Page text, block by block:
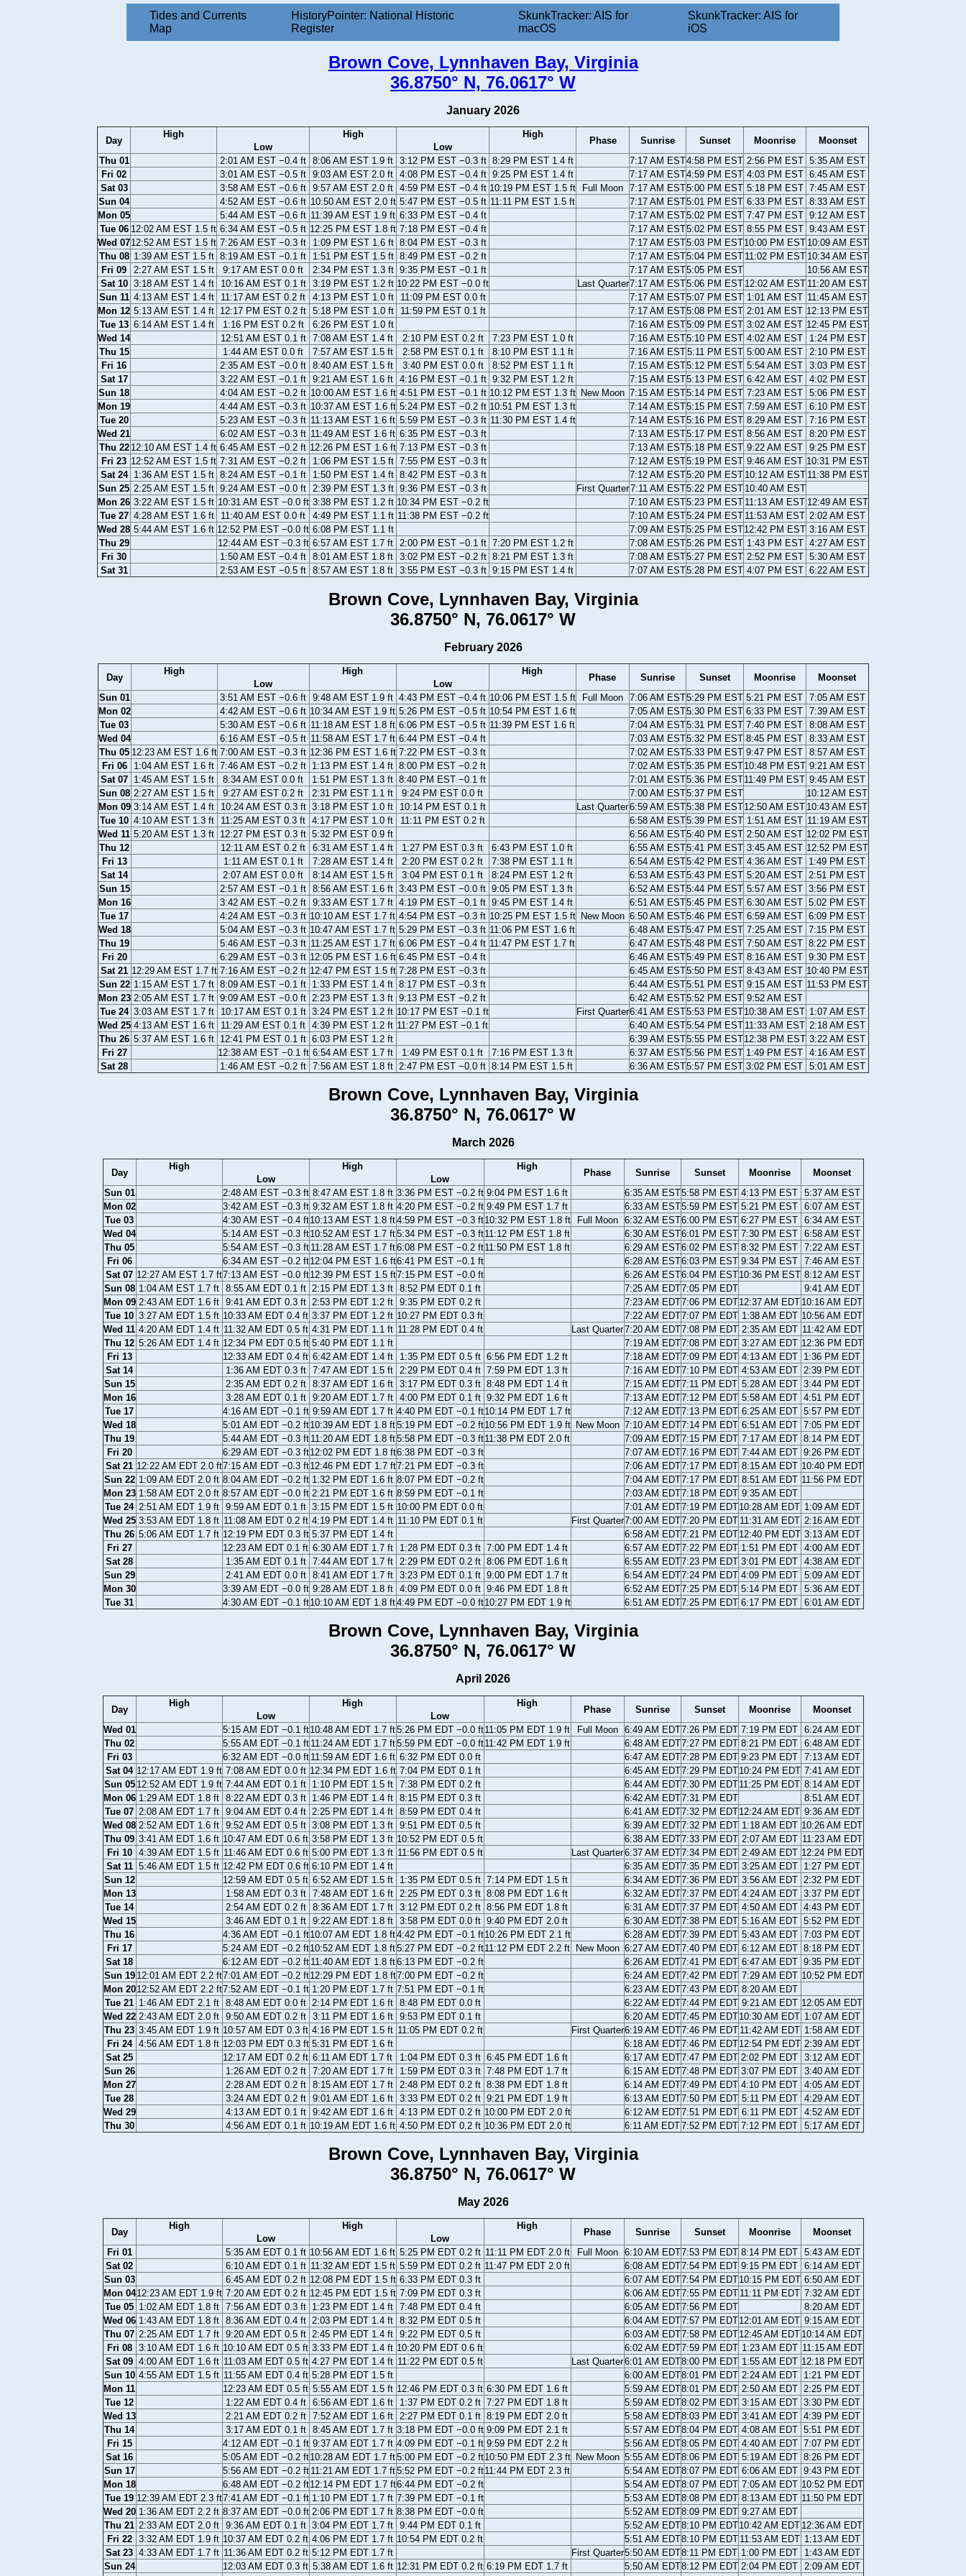
Tides and Currents
Map
HistoryPointer: National Historic
Register
SkunkTracker: AIS for
macOS
SkunkTracker: AIS for
iOS
Brown Cove, Lynnhaven Bay, Virginia
36.8750° N, 76.0617° W
January 2026
Day
High
Low
High
Low
High
Phase Sunrise Sunset Moonrise
Moonset
Thu 01
2:01 AM EST −0.4 ft 8:06 AM EST 1.9 ft 3:12 PM EST −0.3 ft 8:29 PM EST 1.4 ft 7:17 AM EST4:58 PM EST 2:56 PM EST 5:35 AM EST
Fri 02
3:01 AM EST −0.5 ft 9:03 AM EST 2.0 ft 4:08 PM EST −0.4 ft 9:25 PM EST 1.4 ft 7:17 AM EST4:59 PM EST 4:03 PM EST 6:45 AM EST
Sat 03
3:58 AM EST −0.6 ft 9:57 AM EST 2.0 ft 4:59 PM EST −0.4 ft 10:19 PM EST 1.5 ft Full Moon 7:17 AM EST5:00 PM EST 5:18 PM EST 7:45 AM EST
Sun 04
4:52 AM EST −0.6 ft 10:50 AM EST 2.0 ft 5:47 PM EST −0.5 ft 11:11 PM EST 1.5 ft 7:17 AM EST5:01 PM EST 6:33 PM EST 8:33 AM EST
Mon 05
5:44 AM EST −0.6 ft 11:39 AM EST 1.9 ft 6:33 PM EST −0.4 ft 7:17 AM EST5:02 PM EST 7:47 PM EST 9:12 AM EST
Tue 06 12:02 AM EST 1.5 ft 6:34 AM EST −0.5 ft 12:25 PM EST 1.8 ft 7:18 PM EST −0.4 ft 7:17 AM EST5:02 PM EST 8:55 PM EST 9:43 AM EST
Wed 0712:52 AM EST 1.5 ft 7:26 AM EST −0.3 ft 1:09 PM EST 1.6 ft 8:04 PM EST −0.3 ft 7:17 AM EST5:03 PM EST10:00 PM EST 10:09 AM EST
Thu 08 1:39 AM EST 1.5 ft 8:19 AM EST −0.1 ft 1:51 PM EST 1.5 ft 8:49 PM EST −0.2 ft 7:17 AM EST5:04 PM EST 11:02 PM EST 10:34 AM EST
Fri 09
2:27 AM EST 1.5 ft 9:17 AM EST 0.0 ft 2:34 PM EST 1.3 ft 9:35 PM EST −0.1 ft 7:17 AM EST5:05 PM EST
10:56 AM EST
Sat 10 3:18 AM EST 1.4 ft 10:16 AM EST 0.1 ft 3:19 PM EST 1.2 ft 10:22 PM EST −0.0 ft Last Quarter7:17 AM EST5:06 PM EST 12:02 AM EST 11:20 AM EST
Sun 11 4:13 AM EST 1.4 ft 11:17 AM EST 0.2 ft 4:13 PM EST 1.0 ft 11:09 PM EST 0.0 ft 7:17 AM EST5:07 PM EST 1:01 AM EST 11:45 AM EST
Mon 12 5:13 AM EST 1.4 ft 12:17 PM EST 0.2 ft 5:18 PM EST 1.0 ft 11:59 PM EST 0.1 ft 7:17 AM EST5:08 PM EST 2:01 AM EST 12:13 PM EST
Tue 13 6:14 AM EST 1.4 ft 1:16 PM EST 0.2 ft 6:26 PM EST 1.0 ft 7:16 AM EST5:09 PM EST 3:02 AM EST 12:45 PM EST
Wed 14
12:51 AM EST 0.1 ft 7:08 AM EST 1.4 ft 2:10 PM EST 0.2 ft 7:23 PM EST 1.0 ft 7:16 AM EST5:10 PM EST 4:02 AM EST
1:24 PM EST
Thu 15
1:44 AM EST 0.0 ft 7:57 AM EST 1.5 ft 2:58 PM EST 0.1 ft 8:10 PM EST 1.1 ft 7:16 AM EST5:11 PM EST 5:00 AM EST 2:10 PM EST
Fri 16
2:35 AM EST −0.0 ft 8:40 AM EST 1.5 ft 3:40 PM EST 0.0 ft 8:52 PM EST 1.1 ft 7:15 AM EST5:12 PM EST 5:54 AM EST 3:03 PM EST
Sat 17
3:22 AM EST −0.1 ft 9:21 AM EST 1.6 ft 4:16 PM EST −0.1 ft 9:32 PM EST 1.2 ft 7:15 AM EST5:13 PM EST 6:42 AM EST 4:02 PM EST
Sun 18
4:04 AM EST −0.2 ft 10:00 AM EST 1.6 ft 4:51 PM EST −0.1 ft 10:12 PM EST 1.3 ft New Moon 7:15 AM EST5:14 PM EST 7:23 AM EST 5:06 PM EST
Mon 19
4:44 AM EST −0.3 ft 10:37 AM EST 1.6 ft 5:24 PM EST −0.2 ft 10:51 PM EST 1.3 ft 7:14 AM EST5:15 PM EST 7:59 AM EST 6:10 PM EST
Tue 20
5:23 AM EST −0.3 ft 11:13 AM EST 1.6 ft 5:59 PM EST −0.3 ft 11:30 PM EST 1.4 ft 7:14 AM EST5:16 PM EST 8:29 AM EST 7:16 PM EST
Wed 21
6:02 AM EST −0.3 ft 11:49 AM EST 1.6 ft 6:35 PM EST −0.3 ft 7:13 AM EST5:17 PM EST 8:56 AM EST 8:20 PM EST
Thu 22 12:10 AM EST 1.4 ft 6:45 AM EST −0.2 ft 12:26 PM EST 1.6 ft 7:13 PM EST −0.3 ft 7:13 AM EST5:18 PM EST 9:22 AM EST 9:25 PM EST
Fri 23 12:52 AM EST 1.5 ft 7:31 AM EST −0.2 ft 1:06 PM EST 1.5 ft 7:55 PM EST −0.3 ft 7:12 AM EST5:19 PM EST 9:46 AM EST 10:31 PM EST
Sat 24
1:36 AM EST 1.5 ft 8:24 AM EST −0.1 ft 1:50 PM EST 1.4 ft 8:42 PM EST −0.3 ft 7:12 AM EST5:20 PM EST 10:12 AM EST 11:38 PM EST
Sun 25 2:25 AM EST 1.5 ft 9:24 AM EST −0.0 ft 2:39 PM EST 1.3 ft 9:36 PM EST −0.3 ft First Quarter7:11 AM EST5:22 PM EST 10:40 AM EST
Mon 26 3:22 AM EST 1.5 ft 10:31 AM EST −0.0 ft 3:38 PM EST 1.2 ft 10:34 PM EST −0.2 ft 7:10 AM EST5:23 PM EST 11:13 AM EST 12:49 AM EST
Tue 27 4:28 AM EST 1.6 ft 11:40 AM EST 0.0 ft 4:49 PM EST 1.1 ft 11:38 PM EST −0.2 ft 7:10 AM EST5:24 PM EST 11:53 AM EST 2:02 AM EST
Wed 28 5:44 AM EST 1.6 ft 12:52 PM EST −0.0 ft 6:08 PM EST 1.1 ft 7:09 AM EST5:25 PM EST12:42 PM EST 3:16 AM EST
Thu 29
12:44 AM EST −0.3 ft 6:57 AM EST 1.7 ft 2:00 PM EST −0.1 ft 7:20 PM EST 1.2 ft 7:08 AM EST5:26 PM EST 1:43 PM EST 4:27 AM EST
Fri 30
1:50 AM EST −0.4 ft 8:01 AM EST 1.8 ft 3:02 PM EST −0.2 ft 8:21 PM EST 1.3 ft 7:08 AM EST5:27 PM EST 2:52 PM EST 5:30 AM EST
Sat 31
2:53 AM EST −0.5 ft 8:57 AM EST 1.8 ft 3:55 PM EST −0.3 ft 9:15 PM EST 1.4 ft 7:07 AM EST5:28 PM EST 4:07 PM EST 6:22 AM EST
Brown Cove, Lynnhaven Bay, Virginia
36.8750° N, 76.0617° W
February 2026
Day
High
Low
High
Low
High
Phase Sunrise Sunset Moonrise
Moonset
Sun 01
3:51 AM EST −0.6 ft 9:48 AM EST 1.9 ft 4:43 PM EST −0.4 ft 10:06 PM EST 1.5 ft Full Moon 7:06 AM EST5:29 PM EST 5:21 PM EST 7:05 AM EST
Mon 02
4:42 AM EST −0.6 ft 10:34 AM EST 1.9 ft 5:26 PM EST −0.5 ft 10:54 PM EST 1.6 ft 7:05 AM EST5:30 PM EST 6:33 PM EST 7:39 AM EST
Tue 03
5:30 AM EST −0.6 ft 11:18 AM EST 1.8 ft 6:06 PM EST −0.5 ft 11:39 PM EST 1.6 ft 7:04 AM EST5:31 PM EST 7:40 PM EST 8:08 AM EST
Wed 04
6:16 AM EST −0.5 ft 11:58 AM EST 1.7 ft 6:44 PM EST −0.4 ft 7:03 AM EST5:32 PM EST 8:45 PM EST 8:33 AM EST
Thu 05 12:23 AM EST 1.6 ft 7:00 AM EST −0.3 ft 12:36 PM EST 1.6 ft 7:22 PM EST −0.3 ft 7:02 AM EST5:33 PM EST 9:47 PM EST 8:57 AM EST
Fri 06
1:04 AM EST 1.6 ft 7:46 AM EST −0.2 ft 1:13 PM EST 1.4 ft 8:00 PM EST −0.2 ft 7:02 AM EST5:35 PM EST10:48 PM EST 9:21 AM EST
Sat 07 1:45 AM EST 1.5 ft 8:34 AM EST 0.0 ft 1:51 PM EST 1.3 ft 8:40 PM EST −0.1 ft 7:01 AM EST5:36 PM EST11:49 PM EST 9:45 AM EST
Sun 08 2:27 AM EST 1.5 ft 9:27 AM EST 0.2 ft 2:31 PM EST 1.1 ft 9:24 PM EST 0.0 ft 7:00 AM EST5:37 PM EST
10:12 AM EST
Mon 09 3:14 AM EST 1.4 ft 10:24 AM EST 0.3 ft 3:18 PM EST 1.0 ft 10:14 PM EST 0.1 ft Last Quarter6:59 AM EST5:38 PM EST12:50 AM EST 10:43 AM EST
Tue 10 4:10 AM EST 1.3 ft 11:25 AM EST 0.3 ft 4:17 PM EST 1.0 ft 11:11 PM EST 0.2 ft 6:58 AM EST5:39 PM EST 1:51 AM EST 11:19 AM EST
Wed 11 5:20 AM EST 1.3 ft 12:27 PM EST 0.3 ft 5:32 PM EST 0.9 ft 6:56 AM EST5:40 PM EST 2:50 AM EST 12:02 PM EST
Thu 12
12:11 AM EST 0.2 ft 6:31 AM EST 1.4 ft 1:27 PM EST 0.3 ft 6:43 PM EST 1.0 ft 6:55 AM EST5:41 PM EST 3:45 AM EST 12:52 PM EST
Fri 13
1:11 AM EST 0.1 ft 7:28 AM EST 1.4 ft 2:20 PM EST 0.2 ft 7:38 PM EST 1.1 ft 6:54 AM EST5:42 PM EST 4:36 AM EST
1:49 PM EST
Sat 14
2:07 AM EST 0.0 ft 8:14 AM EST 1.5 ft 3:04 PM EST 0.1 ft 8:24 PM EST 1.2 ft 6:53 AM EST5:43 PM EST 5:20 AM EST
2:51 PM EST
Sun 15
2:57 AM EST −0.1 ft 8:56 AM EST 1.6 ft 3:43 PM EST −0.0 ft 9:05 PM EST 1.3 ft 6:52 AM EST5:44 PM EST 5:57 AM EST 3:56 PM EST
Mon 16
3:42 AM EST −0.2 ft 9:33 AM EST 1.7 ft 4:19 PM EST −0.1 ft 9:45 PM EST 1.4 ft 6:51 AM EST5:45 PM EST 6:30 AM EST 5:02 PM EST
Tue 17
4:24 AM EST −0.3 ft 10:10 AM EST 1.7 ft 4:54 PM EST −0.3 ft 10:25 PM EST 1.5 ft New Moon 6:50 AM EST5:46 PM EST 6:59 AM EST 6:09 PM EST
Wed 18
5:04 AM EST −0.3 ft 10:47 AM EST 1.7 ft 5:29 PM EST −0.3 ft 11:06 PM EST 1.6 ft 6:48 AM EST5:47 PM EST 7:25 AM EST 7:15 PM EST
Thu 19
5:46 AM EST −0.3 ft 11:25 AM EST 1.7 ft 6:06 PM EST −0.4 ft 11:47 PM EST 1.7 ft 6:47 AM EST5:48 PM EST 7:50 AM EST 8:22 PM EST
Fri 20
6:29 AM EST −0.3 ft 12:05 PM EST 1.6 ft 6:45 PM EST −0.4 ft 6:46 AM EST5:49 PM EST 8:16 AM EST 9:30 PM EST
Sat 21 12:29 AM EST 1.7 ft 7:16 AM EST −0.2 ft 12:47 PM EST 1.5 ft 7:28 PM EST −0.3 ft 6:45 AM EST5:50 PM EST 8:43 AM EST 10:40 PM EST
Sun 22 1:15 AM EST 1.7 ft 8:09 AM EST −0.1 ft 1:33 PM EST 1.4 ft 8:17 PM EST −0.3 ft 6:44 AM EST5:51 PM EST 9:15 AM EST 11:53 PM EST
Mon 23 2:05 AM EST 1.7 ft 9:09 AM EST −0.0 ft 2:23 PM EST 1.3 ft 9:13 PM EST −0.2 ft 6:42 AM EST5:52 PM EST 9:52 AM EST
Tue 24 3:03 AM EST 1.7 ft 10:17 AM EST 0.1 ft 3:24 PM EST 1.2 ft 10:17 PM EST −0.1 ft First Quarter6:41 AM EST5:53 PM EST10:38 AM EST 1:07 AM EST
Wed 25 4:13 AM EST 1.6 ft 11:29 AM EST 0.1 ft 4:39 PM EST 1.2 ft 11:27 PM EST −0.1 ft 6:40 AM EST5:54 PM EST 11:33 AM EST 2:18 AM EST
Thu 26 5:37 AM EST 1.6 ft 12:41 PM EST 0.1 ft 6:03 PM EST 1.2 ft 6:39 AM EST5:55 PM EST12:38 PM EST 3:22 AM EST
Fri 27
12:38 AM EST −0.1 ft 6:54 AM EST 1.7 ft 1:49 PM EST 0.1 ft 7:16 PM EST 1.3 ft 6:37 AM EST5:56 PM EST 1:49 PM EST 4:16 AM EST
Sat 28
1:46 AM EST −0.2 ft 7:56 AM EST 1.8 ft 2:47 PM EST −0.0 ft 8:14 PM EST 1.5 ft 6:36 AM EST5:57 PM EST 3:02 PM EST 5:01 AM EST
Brown Cove, Lynnhaven Bay, Virginia
36.8750° N, 76.0617° W
March 2026
Day
High
Low
High
Low
High
Phase Sunrise Sunset Moonrise
Moonset
Sun 01
2:48 AM EST −0.3 ft 8:47 AM EST 1.8 ft 3:36 PM EST −0.2 ft 9:04 PM EST 1.6 ft 6:35 AM EST5:58 PM EST 4:13 PM EST 5:37 AM EST
Mon 02
3:42 AM EST −0.3 ft 9:32 AM EST 1.8 ft 4:20 PM EST −0.2 ft 9:49 PM EST 1.7 ft 6:33 AM EST5:59 PM EST 5:21 PM EST 6:07 AM EST
Tue 03
4:30 AM EST −0.4 ft10:13 AM EST 1.8 ft4:59 PM EST −0.3 ft10:32 PM EST 1.8 ft Full Moon 6:32 AM EST6:00 PM EST 6:27 PM EST 6:34 AM EST
Wed 04
5:14 AM EST −0.3 ft10:52 AM EST 1.7 ft5:34 PM EST −0.3 ft11:12 PM EST 1.8 ft 6:30 AM EST6:01 PM EST 7:30 PM EST 6:58 AM EST
Thu 05
5:54 AM EST −0.3 ft 11:28 AM EST 1.7 ft6:08 PM EST −0.2 ft11:50 PM EST 1.8 ft 6:29 AM EST6:02 PM EST 8:32 PM EST 7:22 AM EST
Fri 06
6:34 AM EST −0.2 ft12:04 PM EST 1.6 ft6:41 PM EST −0.1 ft 6:28 AM EST6:03 PM EST 9:34 PM EST 7:46 AM EST
Sat 07 12:27 AM EST 1.7 ft7:13 AM EST −0.0 ft12:39 PM EST 1.5 ft7:15 PM EST −0.0 ft 6:26 AM EST6:04 PM EST10:36 PM EST 8:12 AM EST
Sun 08 1:04 AM EST 1.7 ft 8:55 AM EDT 0.1 ft 2:15 PM EDT 1.3 ft 8:52 PM EDT 0.1 ft 7:25 AM EDT7:05 PM EDT
9:41 AM EDT
Mon 09 2:43 AM EDT 1.6 ft 9:41 AM EDT 0.3 ft 2:53 PM EDT 1.2 ft 9:35 PM EDT 0.2 ft 7:23 AM EDT7:06 PM EDT12:37 AM EDT 10:16 AM EDT
Tue 10 3:27 AM EDT 1.5 ft 10:33 AM EDT 0.4 ft 3:37 PM EDT 1.2 ft 10:27 PM EDT 0.3 ft 7:22 AM EDT7:07 PM EDT 1:38 AM EDT 10:56 AM EDT
Wed 11 4:20 AM EDT 1.4 ft 11:32 AM EDT 0.5 ft 4:31 PM EDT 1.1 ft 11:28 PM EDT 0.4 ft Last Quarter7:20 AM EDT7:08 PM EDT 2:35 AM EDT 11:42 AM EDT
Thu 12 5:26 AM EDT 1.4 ft 12:34 PM EDT 0.5 ft 5:40 PM EDT 1.1 ft 7:19 AM EDT7:08 PM EDT 3:27 AM EDT 12:36 PM EDT
Fri 13
12:33 AM EDT 0.4 ft 6:42 AM EDT 1.4 ft 1:35 PM EDT 0.5 ft 6:56 PM EDT 1.2 ft 7:18 AM EDT7:09 PM EDT 4:13 AM EDT
1:36 PM EDT
Sat 14
1:36 AM EDT 0.3 ft 7:47 AM EDT 1.5 ft 2:29 PM EDT 0.4 ft 7:59 PM EDT 1.3 ft 7:16 AM EDT7:10 PM EDT 4:53 AM EDT 2:39 PM EDT
Sun 15
2:35 AM EDT 0.2 ft 8:37 AM EDT 1.6 ft 3:17 PM EDT 0.3 ft 8:48 PM EDT 1.4 ft 7:15 AM EDT7:11 PM EDT 5:28 AM EDT 3:44 PM EDT
Mon 16
3:28 AM EDT 0.1 ft 9:20 AM EDT 1.7 ft 4:00 PM EDT 0.1 ft 9:32 PM EDT 1.6 ft 7:13 AM EDT7:12 PM EDT 5:58 AM EDT 4:51 PM EDT
Tue 17
4:16 AM EDT −0.1 ft 9:59 AM EDT 1.7 ft 4:40 PM EDT −0.1 ft10:14 PM EDT 1.7 ft 7:12 AM EDT7:13 PM EDT 6:25 AM EDT 5:57 PM EDT
Wed 18
5:01 AM EDT −0.2 ft10:39 AM EDT 1.8 ft5:19 PM EDT −0.2 ft10:56 PM EDT 1.9 ft New Moon 7:10 AM EDT7:14 PM EDT 6:51 AM EDT 7:05 PM EDT
Thu 19
5:44 AM EDT −0.3 ft 11:20 AM EDT 1.8 ft5:58 PM EDT −0.3 ft11:38 PM EDT 2.0 ft 7:09 AM EDT7:15 PM EDT 7:17 AM EDT 8:14 PM EDT
Fri 20
6:29 AM EDT −0.3 ft12:02 PM EDT 1.8 ft6:38 PM EDT −0.3 ft 7:07 AM EDT7:16 PM EDT 7:44 AM EDT 9:26 PM EDT
Sat 21 12:22 AM EDT 2.0 ft7:15 AM EDT −0.3 ft12:46 PM EDT 1.7 ft7:21 PM EDT −0.3 ft 7:06 AM EDT7:17 PM EDT 8:15 AM EDT 10:40 PM EDT
Sun 22 1:09 AM EDT 2.0 ft 8:04 AM EDT −0.2 ft 1:32 PM EDT 1.6 ft 8:07 PM EDT −0.2 ft 7:04 AM EDT7:17 PM EDT 8:51 AM EDT 11:56 PM EDT
Mon 23 1:58 AM EDT 2.0 ft 8:57 AM EDT −0.0 ft 2:21 PM EDT 1.6 ft 8:59 PM EDT −0.1 ft 7:03 AM EDT7:18 PM EDT 9:35 AM EDT
Tue 24 2:51 AM EDT 1.9 ft 9:59 AM EDT 0.1 ft 3:15 PM EDT 1.5 ft 10:00 PM EDT 0.0 ft 7:01 AM EDT7:19 PM EDT10:28 AM EDT 1:09 AM EDT
Wed 25 3:53 AM EDT 1.8 ft 11:08 AM EDT 0.2 ft 4:19 PM EDT 1.4 ft 11:10 PM EDT 0.1 ft First Quarter7:00 AM EDT7:20 PM EDT 11:31 AM EDT 2:16 AM EDT
Thu 26 5:06 AM EDT 1.7 ft 12:19 PM EDT 0.3 ft 5:37 PM EDT 1.4 ft 6:58 AM EDT7:21 PM EDT12:40 PM EDT 3:13 AM EDT
Fri 27
12:23 AM EDT 0.1 ft 6:30 AM EDT 1.7 ft 1:28 PM EDT 0.3 ft 7:00 PM EDT 1.4 ft 6:57 AM EDT7:22 PM EDT 1:51 PM EDT 4:00 AM EDT
Sat 28
1:35 AM EDT 0.1 ft 7:44 AM EDT 1.7 ft 2:29 PM EDT 0.2 ft 8:06 PM EDT 1.6 ft 6:55 AM EDT7:23 PM EDT 3:01 PM EDT 4:38 AM EDT
Sun 29
2:41 AM EDT 0.0 ft 8:41 AM EDT 1.7 ft 3:23 PM EDT 0.1 ft 9:00 PM EDT 1.7 ft 6:54 AM EDT7:24 PM EDT 4:09 PM EDT 5:09 AM EDT
Mon 30
3:39 AM EDT −0.0 ft 9:28 AM EDT 1.8 ft 4:09 PM EDT 0.0 ft 9:46 PM EDT 1.8 ft 6:52 AM EDT7:25 PM EDT 5:14 PM EDT 5:36 AM EDT
Tue 31
4:30 AM EDT −0.1 ft10:10 AM EDT 1.8 ft4:49 PM EDT −0.0 ft10:27 PM EDT 1.9 ft 6:51 AM EDT7:25 PM EDT 6:17 PM EDT 6:01 AM EDT
Brown Cove, Lynnhaven Bay, Virginia
36.8750° N, 76.0617° W
April 2026
Day
High
Low
High
Low
High
Phase Sunrise Sunset Moonrise
Moonset
Wed 01
5:15 AM EDT −0.1 ft10:48 AM EDT 1.7 ft5:26 PM EDT −0.0 ft11:05 PM EDT 1.9 ft Full Moon 6:49 AM EDT7:26 PM EDT 7:19 PM EDT 6:24 AM EDT
Thu 02
5:55 AM EDT −0.1 ft 11:24 AM EDT 1.7 ft5:59 PM EDT −0.0 ft11:42 PM EDT 1.9 ft 6:48 AM EDT7:27 PM EDT 8:21 PM EDT 6:48 AM EDT
Fri 03
6:32 AM EDT −0.0 ft 11:59 AM EDT 1.6 ft 6:32 PM EDT 0.0 ft 6:47 AM EDT7:28 PM EDT 9:23 PM EDT 7:13 AM EDT
Sat 04 12:17 AM EDT 1.9 ft 7:08 AM EDT 0.0 ft 12:34 PM EDT 1.6 ft 7:04 PM EDT 0.1 ft 6:45 AM EDT7:29 PM EDT10:24 PM EDT 7:41 AM EDT
Sun 05 12:52 AM EDT 1.9 ft 7:44 AM EDT 0.1 ft 1:10 PM EDT 1.5 ft 7:38 PM EDT 0.2 ft 6:44 AM EDT7:30 PM EDT11:25 PM EDT 8:14 AM EDT
Mon 06 1:29 AM EDT 1.8 ft 8:22 AM EDT 0.3 ft 1:46 PM EDT 1.4 ft 8:15 PM EDT 0.3 ft 6:42 AM EDT7:31 PM EDT
8:51 AM EDT
Tue 07 2:08 AM EDT 1.7 ft 9:04 AM EDT 0.4 ft 2:25 PM EDT 1.4 ft 8:59 PM EDT 0.4 ft 6:41 AM EDT7:32 PM EDT12:24 AM EDT 9:36 AM EDT
Wed 08 2:52 AM EDT 1.6 ft 9:52 AM EDT 0.5 ft 3:08 PM EDT 1.3 ft 9:51 PM EDT 0.5 ft 6:39 AM EDT7:32 PM EDT 1:18 AM EDT 10:26 AM EDT
Thu 09 3:41 AM EDT 1.6 ft 10:47 AM EDT 0.6 ft 3:58 PM EDT 1.3 ft 10:52 PM EDT 0.5 ft 6:38 AM EDT7:33 PM EDT 2:07 AM EDT 11:23 AM EDT
Fri 10
4:39 AM EDT 1.5 ft 11:46 AM EDT 0.6 ft 5:00 PM EDT 1.3 ft 11:56 PM EDT 0.5 ft Last Quarter6:37 AM EDT7:34 PM EDT 2:49 AM EDT 12:24 PM EDT
Sat 11 5:46 AM EDT 1.5 ft 12:42 PM EDT 0.6 ft 6:10 PM EDT 1.4 ft 6:35 AM EDT7:35 PM EDT 3:25 AM EDT
1:27 PM EDT
Sun 12
12:59 AM EDT 0.5 ft 6:52 AM EDT 1.5 ft 1:35 PM EDT 0.5 ft 7:14 PM EDT 1.5 ft 6:34 AM EDT7:36 PM EDT 3:56 AM EDT
2:32 PM EDT
Mon 13
1:58 AM EDT 0.3 ft 7:48 AM EDT 1.6 ft 2:25 PM EDT 0.3 ft 8:08 PM EDT 1.6 ft 6:32 AM EDT7:37 PM EDT 4:24 AM EDT 3:37 PM EDT
Tue 14
2:54 AM EDT 0.2 ft 8:36 AM EDT 1.7 ft 3:12 PM EDT 0.2 ft 8:56 PM EDT 1.8 ft 6:31 AM EDT7:37 PM EDT 4:50 AM EDT 4:43 PM EDT
Wed 15
3:46 AM EDT 0.1 ft 9:22 AM EDT 1.8 ft 3:58 PM EDT 0.0 ft 9:40 PM EDT 2.0 ft 6:30 AM EDT7:38 PM EDT 5:16 AM EDT 5:52 PM EDT
Thu 16
4:36 AM EDT −0.1 ft10:07 AM EDT 1.8 ft4:42 PM EDT −0.1 ft10:26 PM EDT 2.1 ft 6:28 AM EDT7:39 PM EDT 5:43 AM EDT 7:03 PM EDT
Fri 17
5:24 AM EDT −0.2 ft10:52 AM EDT 1.8 ft5:27 PM EDT −0.2 ft11:12 PM EDT 2.2 ft New Moon 6:27 AM EDT7:40 PM EDT 6:12 AM EDT 8:18 PM EDT
Sat 18
6:12 AM EDT −0.2 ft 11:40 AM EDT 1.8 ft6:13 PM EDT −0.2 ft 6:26 AM EDT7:41 PM EDT 6:47 AM EDT 9:35 PM EDT
Sun 19 12:01 AM EDT 2.2 ft7:01 AM EDT −0.2 ft12:29 PM EDT 1.8 ft7:00 PM EDT −0.2 ft 6:24 AM EDT7:42 PM EDT 7:29 AM EDT 10:52 PM EDT
Mon 2012:52 AM EDT 2.2 ft7:52 AM EDT −0.1 ft 1:20 PM EDT 1.7 ft 7:51 PM EDT −0.1 ft 6:23 AM EDT7:43 PM EDT 8:20 AM EDT
Tue 21 1:46 AM EDT 2.1 ft 8:48 AM EDT 0.0 ft 2:14 PM EDT 1.6 ft 8:48 PM EDT 0.0 ft 6:22 AM EDT7:44 PM EDT 9:21 AM EDT 12:05 AM EDT
Wed 22 2:43 AM EDT 2.0 ft 9:50 AM EDT 0.2 ft 3:11 PM EDT 1.6 ft 9:53 PM EDT 0.1 ft 6:20 AM EDT7:45 PM EDT10:30 AM EDT 1:07 AM EDT
Thu 23 3:45 AM EDT 1.9 ft 10:57 AM EDT 0.3 ft 4:16 PM EDT 1.5 ft 11:05 PM EDT 0.2 ft First Quarter6:19 AM EDT7:46 PM EDT 11:42 AM EDT 1:58 AM EDT
Fri 24
4:56 AM EDT 1.8 ft 12:03 PM EDT 0.3 ft 5:31 PM EDT 1.6 ft 6:18 AM EDT7:46 PM EDT12:54 PM EDT 2:39 AM EDT
Sat 25
12:17 AM EDT 0.2 ft 6:11 AM EDT 1.7 ft 1:04 PM EDT 0.3 ft 6:45 PM EDT 1.6 ft 6:17 AM EDT7:47 PM EDT 2:02 PM EDT 3:12 AM EDT
Sun 26
1:26 AM EDT 0.2 ft 7:20 AM EDT 1.7 ft 1:59 PM EDT 0.3 ft 7:48 PM EDT 1.7 ft 6:15 AM EDT7:48 PM EDT 3:07 PM EDT 3:40 AM EDT
Mon 27
2:28 AM EDT 0.2 ft 8:15 AM EDT 1.7 ft 2:48 PM EDT 0.2 ft 8:38 PM EDT 1.8 ft 6:14 AM EDT7:49 PM EDT 4:10 PM EDT 4:05 AM EDT
Tue 28
3:24 AM EDT 0.2 ft 9:01 AM EDT 1.6 ft 3:33 PM EDT 0.2 ft 9:21 PM EDT 1.9 ft 6:13 AM EDT7:50 PM EDT 5:11 PM EDT
4:29 AM EDT
Wed 29
4:13 AM EDT 0.1 ft 9:42 AM EDT 1.6 ft 4:13 PM EDT 0.2 ft 10:00 PM EDT 2.0 ft 6:12 AM EDT7:51 PM EDT 6:11 PM EDT
4:52 AM EDT
Thu 30
4:56 AM EDT 0.1 ft 10:19 AM EDT 1.6 ft 4:50 PM EDT 0.2 ft 10:36 PM EDT 2.0 ft 6:11 AM EDT7:52 PM EDT 7:12 PM EDT 5:17 AM EDT
Brown Cove, Lynnhaven Bay, Virginia
36.8750° N, 76.0617° W
May 2026
Day
High
Low
High
Low
High
Phase Sunrise Sunset Moonrise
Moonset
Fri 01
5:35 AM EDT 0.1 ft 10:56 AM EDT 1.6 ft 5:25 PM EDT 0.2 ft 11:11 PM EDT 2.0 ft Full Moon 6:10 AM EDT7:53 PM EDT 8:14 PM EDT 5:43 AM EDT
Sat 02
6:10 AM EDT 0.1 ft 11:32 AM EDT 1.5 ft 5:59 PM EDT 0.2 ft 11:47 PM EDT 2.0 ft 6:08 AM EDT7:54 PM EDT 9:15 PM EDT 6:14 AM EDT
Sun 03
6:45 AM EDT 0.2 ft 12:08 PM EDT 1.5 ft 6:33 PM EDT 0.3 ft 6:07 AM EDT7:54 PM EDT10:15 PM EDT 6:50 AM EDT
Mon 0412:23 AM EDT 1.9 ft 7:20 AM EDT 0.2 ft 12:45 PM EDT 1.5 ft 7:09 PM EDT 0.3 ft 6:06 AM EDT7:55 PM EDT 11:11 PM EDT 7:32 AM EDT
Tue 05 1:02 AM EDT 1.8 ft 7:56 AM EDT 0.3 ft 1:23 PM EDT 1.4 ft 7:48 PM EDT 0.4 ft 6:05 AM EDT7:56 PM EDT
8:20 AM EDT
Wed 06 1:43 AM EDT 1.8 ft 8:36 AM EDT 0.4 ft 2:03 PM EDT 1.4 ft 8:32 PM EDT 0.5 ft 6:04 AM EDT7:57 PM EDT12:01 AM EDT 9:15 AM EDT
Thu 07 2:25 AM EDT 1.7 ft 9:20 AM EDT 0.5 ft 2:45 PM EDT 1.4 ft 9:22 PM EDT 0.5 ft 6:03 AM EDT7:58 PM EDT12:45 AM EDT 10:14 AM EDT
Fri 08
3:10 AM EDT 1.6 ft 10:10 AM EDT 0.5 ft 3:33 PM EDT 1.4 ft 10:20 PM EDT 0.6 ft 6:02 AM EDT7:59 PM EDT 1:23 AM EDT 11:15 AM EDT
Sat 09 4:00 AM EDT 1.6 ft 11:03 AM EDT 0.5 ft 4:27 PM EDT 1.4 ft 11:22 PM EDT 0.5 ft Last Quarter6:01 AM EDT8:00 PM EDT 1:55 AM EDT 12:18 PM EDT
Sun 10 4:55 AM EDT 1.5 ft 11:55 AM EDT 0.4 ft 5:28 PM EDT 1.5 ft 6:00 AM EDT8:01 PM EDT 2:24 AM EDT
1:21 PM EDT
Mon 11
12:23 AM EDT 0.5 ft 5:55 AM EDT 1.5 ft 12:46 PM EDT 0.3 ft 6:30 PM EDT 1.6 ft 5:59 AM EDT8:01 PM EDT 2:50 AM EDT 2:25 PM EDT
Tue 12
1:22 AM EDT 0.4 ft 6:56 AM EDT 1.6 ft 1:37 PM EDT 0.2 ft 7:27 PM EDT 1.8 ft 5:59 AM EDT8:02 PM EDT 3:15 AM EDT 3:30 PM EDT
Wed 13
2:21 AM EDT 0.2 ft 7:52 AM EDT 1.6 ft 2:27 PM EDT 0.1 ft 8:19 PM EDT 2.0 ft 5:58 AM EDT8:03 PM EDT 3:41 AM EDT 4:39 PM EDT
Thu 14
3:17 AM EDT 0.1 ft 8:45 AM EDT 1.7 ft 3:18 PM EDT −0.0 ft 9:09 PM EDT 2.1 ft 5:57 AM EDT8:04 PM EDT 4:08 AM EDT 5:51 PM EDT
Fri 15
4:12 AM EDT −0.1 ft 9:37 AM EDT 1.7 ft 4:09 PM EDT −0.1 ft 9:59 PM EDT 2.2 ft 5:56 AM EDT8:05 PM EDT 4:40 AM EDT 7:07 PM EDT
Sat 16
5:05 AM EDT −0.2 ft10:28 AM EDT 1.7 ft5:00 PM EDT −0.2 ft10:50 PM EDT 2.3 ft New Moon 5:55 AM EDT8:06 PM EDT 5:19 AM EDT 8:26 PM EDT
Sun 17
5:56 AM EDT −0.2 ft 11:21 AM EDT 1.7 ft5:52 PM EDT −0.2 ft11:44 PM EDT 2.3 ft 5:54 AM EDT8:07 PM EDT 6:06 AM EDT 9:43 PM EDT
Mon 18
6:48 AM EDT −0.2 ft12:14 PM EDT 1.7 ft6:44 PM EDT −0.2 ft 5:54 AM EDT8:07 PM EDT 7:05 AM EDT 10:52 PM EDT
Tue 19 12:39 AM EDT 2.3 ft7:41 AM EDT −0.1 ft 1:10 PM EDT 1.7 ft 7:39 PM EDT −0.1 ft 5:53 AM EDT8:08 PM EDT 8:13 AM EDT 11:50 PM EDT
Wed 20 1:36 AM EDT 2.2 ft 8:37 AM EDT −0.0 ft 2:06 PM EDT 1.7 ft 8:38 PM EDT −0.0 ft 5:52 AM EDT8:09 PM EDT 9:27 AM EDT
Thu 21 2:33 AM EDT 2.0 ft 9:36 AM EDT 0.1 ft 3:04 PM EDT 1.7 ft 9:44 PM EDT 0.1 ft 5:52 AM EDT8:10 PM EDT10:42 AM EDT 12:36 AM EDT
Fri 22
3:32 AM EDT 1.9 ft 10:37 AM EDT 0.2 ft 4:06 PM EDT 1.7 ft 10:54 PM EDT 0.2 ft 5:51 AM EDT8:10 PM EDT 11:53 AM EDT 1:13 AM EDT
Sat 23 4:33 AM EDT 1.7 ft 11:36 AM EDT 0.2 ft 5:12 PM EDT 1.7 ft First Quarter5:50 AM EDT8:11 PM EDT 1:00 PM EDT
1:43 AM EDT
Sun 24
12:03 AM EDT 0.3 ft 5:38 AM EDT 1.6 ft 12:31 PM EDT 0.2 ft 6:19 PM EDT 1.7 ft 5:50 AM EDT8:12 PM EDT 2:04 PM EDT 2:09 AM EDT